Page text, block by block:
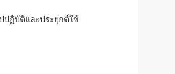
ปฏิบัติและประยุกต์ใช้